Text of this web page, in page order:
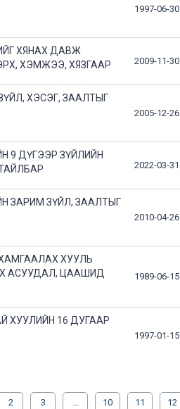
1997-06-30
ХЯНАХ ДАВЖ
ХЭМЖЭЭ, ХЯЗГААР
2009-11-30
ХЭСЭГ, ЗААЛТЫГ
2005-12-26
9 ДҮГЭЭР ЗҮЙЛИЙН
2022-03-31
ЗАРИМ ЗҮЙЛ, ЗААЛТЫГ
2010-04-26
ХУУЛЬ
АСУУДАЛ, ЦААШИД
1989-06-15
ХУУЛИЙН 16 ДУГААР
1997-01-15
2 3 ... 10 11 12